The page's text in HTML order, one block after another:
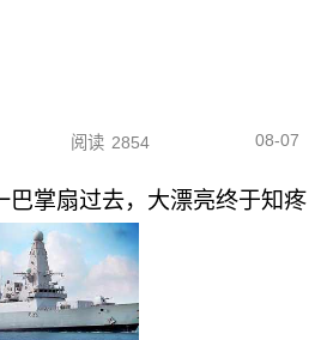
阅读 2854 08-07
巴掌扇过去，大漂亮终于知疼